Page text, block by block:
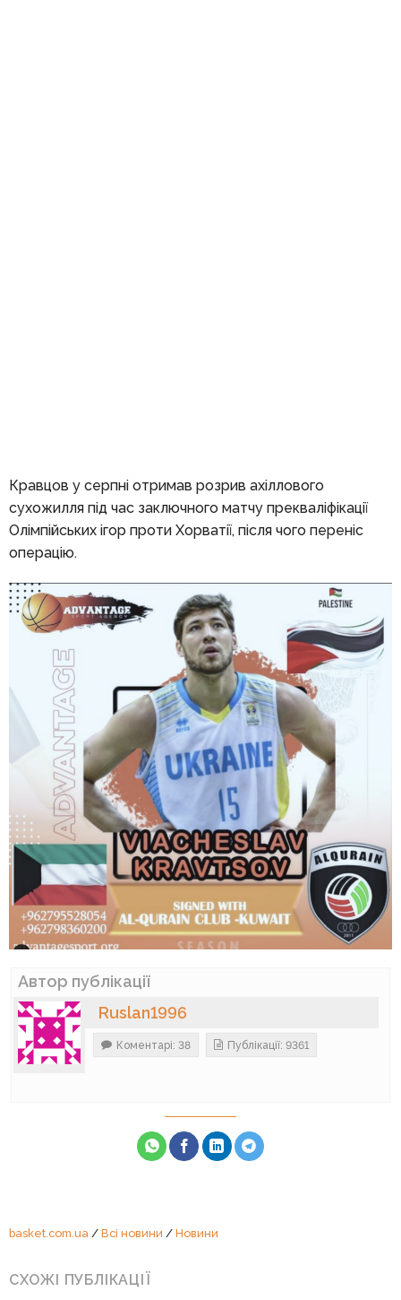
Кравцов у серпні отримав розрив ахіллового
сухожилля під час заключного матчу прекваліфікації
Олімпійських ігор проти Хорватії, після чого переніс
операцію.
Автор публікації
Ruslan1996
Коментарі: 38 Публікації: 9361
basket.com.ua / Всі новини / Новини
СХОЖІ ПУБЛІКАЦІЇ